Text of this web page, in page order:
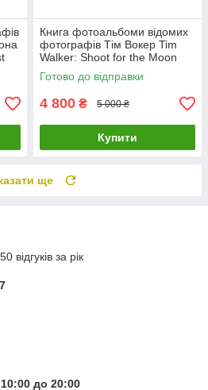
Книга фотоальбоми відомих
фотографів Тім Вокер Tim
Walker: Shoot for the Moon
книги про фешн світлини
Готово до відправки
4 800 ₴ 5 000 ₴
Купити
ще
відгуків за рік
до 20:00